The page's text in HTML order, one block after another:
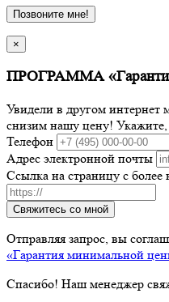
Позвоните мне!
×
ПРОГРАММА
Увидели в другом интернет
снизим нашу цену! Укажите,
Телефон
Адрес электронной почты
Ссылка на страницу с более
Свяжитесь со мной
Отправляя запрос, вы
«Гарантия минимальной
Спасибо! Наш менеджер